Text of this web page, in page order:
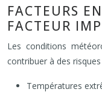
FACTEURS
FACTEUR
Les conditions
contribuer à des risques
Températures